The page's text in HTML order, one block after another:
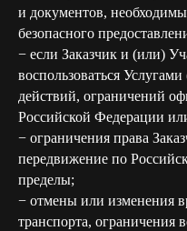
и документов,
безопасного
− если Заказчик и (или)
воспользоваться
действий, ограничений
Российской Федерации
− ограничения права
передвижение по
пределы;
− отмены или изменения
транспорта, ограничения